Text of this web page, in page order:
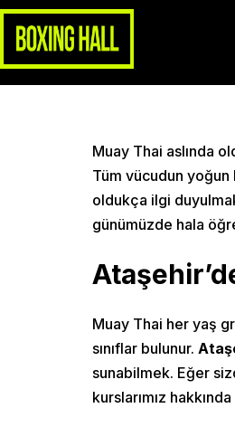
Muay Thai aslında
Tüm vücudun yoğun
oldukça ilgi
günümüzde hala
Muay Thai her yaş
sınıflar bulunur.
sunabilmek. Eğer
kurslarımız